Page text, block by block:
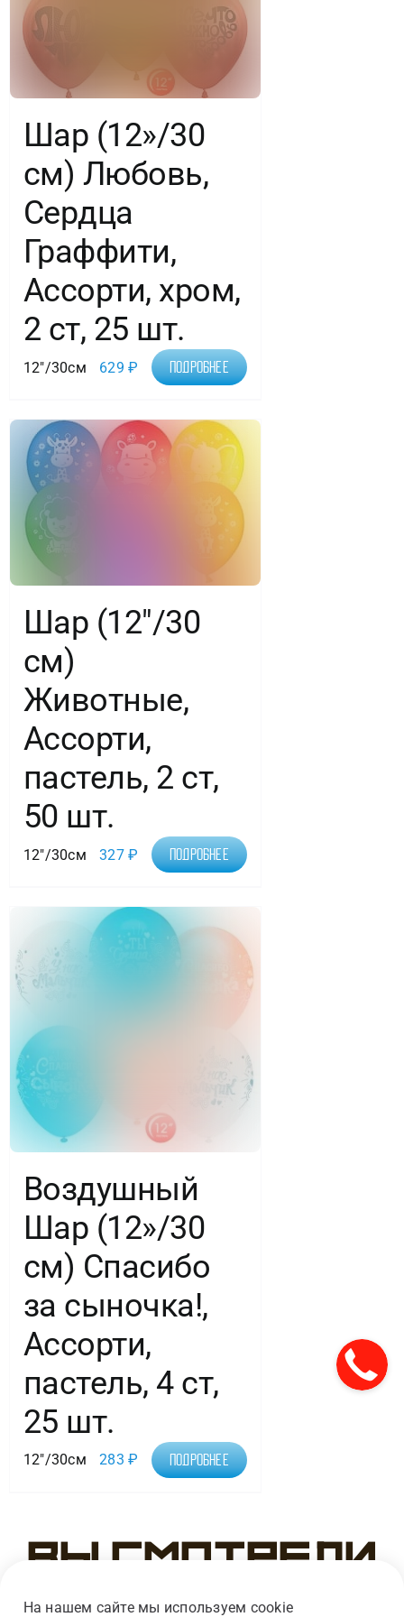
Шар (12»/30
см) Любовь,
Сердца
Граффити,
Ассорти, хром,
2 ст, 25 шт.
12"/30см 629₽ Подробнее
Шар (12″/30
см)
Животные,
Ассорти,
пастель, 2 ст,
50 шт.
12"/30см 327₽ Подробнее
Воздушный
Шар (12»/30
см) Спасибо
за сыночка!,
Ассорти,
пастель, 4 ст,
25 шт.
12"/30см 283₽ Подробнее
Вы смотрели
На нашем сайте мы используем cookie